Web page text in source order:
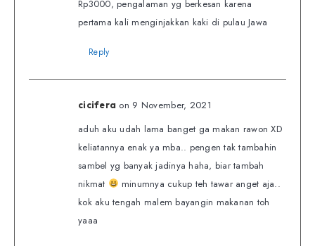
Rp3000, pengalaman yg berkesan karena
pertama kali menginjakkan kaki di pulau Jawa
Reply
cicifera on 9 November, 2021
aduh aku udah lama banget ga makan rawon XD
keliatannya enak ya mba.. pengen tak tambahin
sambel yg banyak jadinya haha, biar tambah
nikmat
minumnya cukup teh tawar anget aja..
kok aku tengah malem bayangin makanan toh
yaaa